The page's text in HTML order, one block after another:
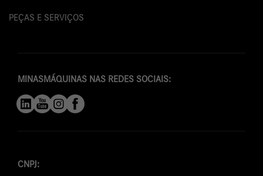
PEÇAS E SERVIÇOS
MINASMÁQUINAS NAS REDES SOCIAIS:
CNPJ: